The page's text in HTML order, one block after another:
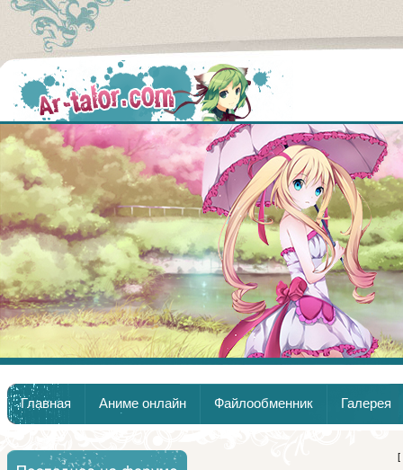
Главная
Аниме
Главная Аниме онлайн Файлообменник Галерея
[